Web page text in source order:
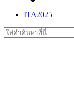
ITA2025
Search
for: